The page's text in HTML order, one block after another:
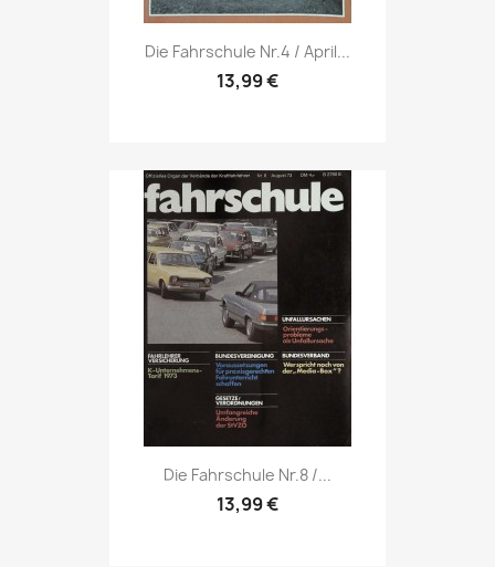
Vorschau
Die Fahrschule Nr.4 / April...
13,99 €
Vorschau
Die Fahrschule Nr.8 /...
13,99 €